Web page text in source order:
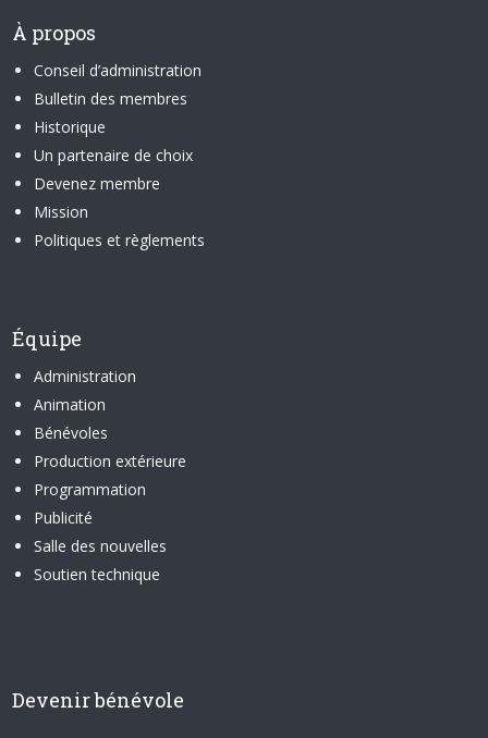
À propos
Conseil d’administration
Bulletin des membres
Historique
Un partenaire de choix
Devenez membre
Mission
Politiques et règlements
Équipe
Administration
Animation
Bénévoles
Production extérieure
Programmation
Publicité
Salle des nouvelles
Soutien technique
Devenir bénévole